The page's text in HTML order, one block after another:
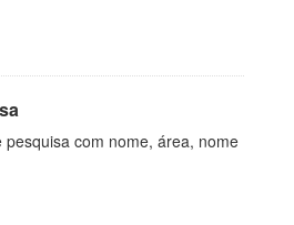
pesquisa com nome, área, nome